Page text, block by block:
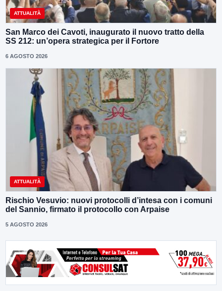
ATTUALITÀ
San Marco dei Cavoti, inaugurato il nuovo tratto della
SS 212: un’opera strategica per il Fortore
6 AGOSTO 2026
ATTUALITÀ
Rischio Vesuvio: nuovi protocolli d’intesa con i comuni
del Sannio, firmato il protocollo con Arpaise
5 AGOSTO 2026